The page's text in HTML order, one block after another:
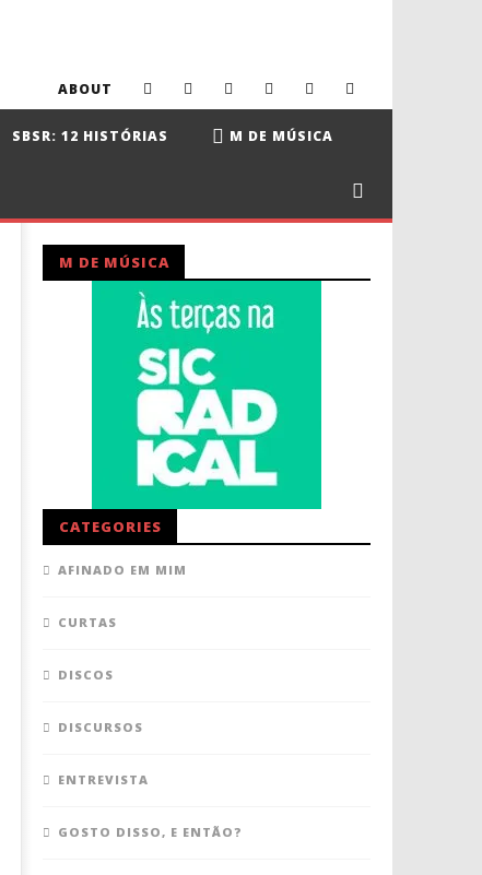
ABOUT
SBSR: 12 HISTÓRIAS M DE MÚSICA
M DE MÚSICA
CATEGORIES
AFINADO EM MIM
CURTAS
DISCOS
DISCURSOS
ENTREVISTA
GOSTO DISSO, E ENTÃO?